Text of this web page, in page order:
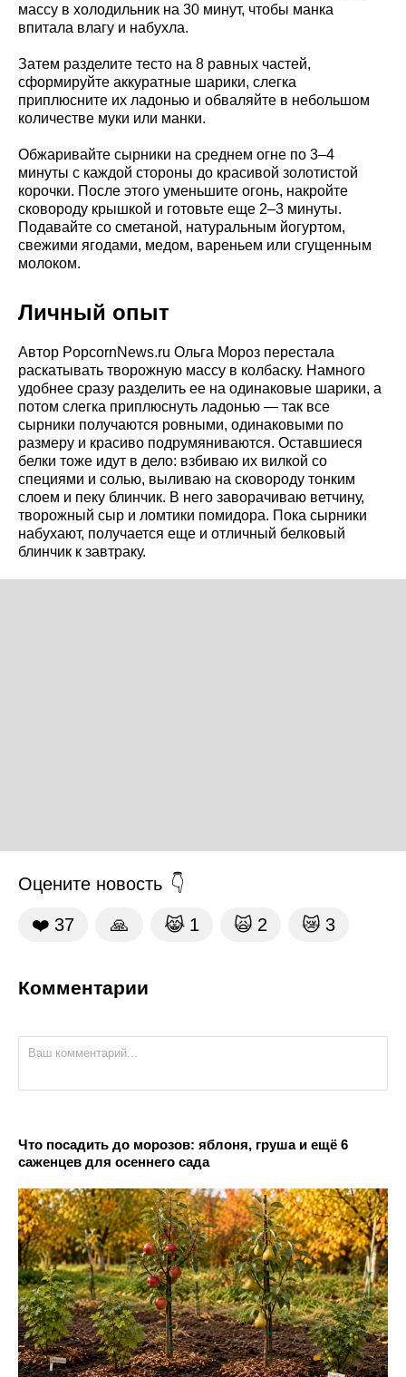
массу в холодильник на 30 минут, чтобы манка
впитала влагу и набухла.
Затем разделите тесто на 8 равных частей,
сформируйте аккуратные шарики, слегка
приплюсните их ладонью и обваляйте в небольшом
количестве муки или манки.
Обжаривайте сырники на среднем огне по 3–4
минуты с каждой стороны до красивой золотистой
корочки. После этого уменьшите огонь, накройте
сковороду крышкой и готовьте еще 2–3 минуты.
Подавайте со сметаной, натуральным йогуртом,
свежими ягодами, медом, вареньем или сгущенным
молоком.
Личный опыт
Автор PopcornNews.ru Ольга Мороз перестала
раскатывать творожную массу в колбаску. Намного
удобнее сразу разделить ее на одинаковые шарики, а
потом слегка приплюснуть ладонью — так все
сырники получаются ровными, одинаковыми по
размеру и красиво подрумяниваются. Оставшиеся
белки тоже идут в дело: взбиваю их вилкой со
специями и солью, выливаю на сковороду тонким
слоем и пеку блинчик. В него заворачиваю ветчину,
творожный сыр и ломтики помидора. Пока сырники
набухают, получается еще и отличный белковый
блинчик к завтраку.
Оцените новость
❤️ 37 🙏 😹 1 🙀 2 😿 3
Комментарии
Что посадить до морозов: яблоня, груша и ещё 6
саженцев для осеннего сада